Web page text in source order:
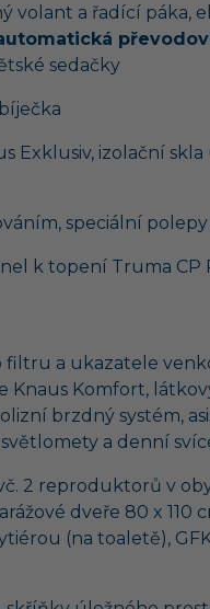
volant a řadící
sedačky
Exklusiv, izolační
speciální
k topení Truma
a ukazatele
Komfort,
brzdný systém,
a denní
2 reproduktorů v
dveře 80 x
(na toaletě),